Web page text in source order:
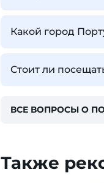
Какой город
Стоит ли
ВСЕ ВОПРОСЫ О
Также